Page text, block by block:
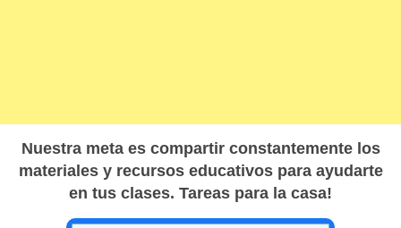
Nuestra meta es compartir constantemente los
materiales y recursos educativos para ayudarte
en tus clases. Tareas para la casa!